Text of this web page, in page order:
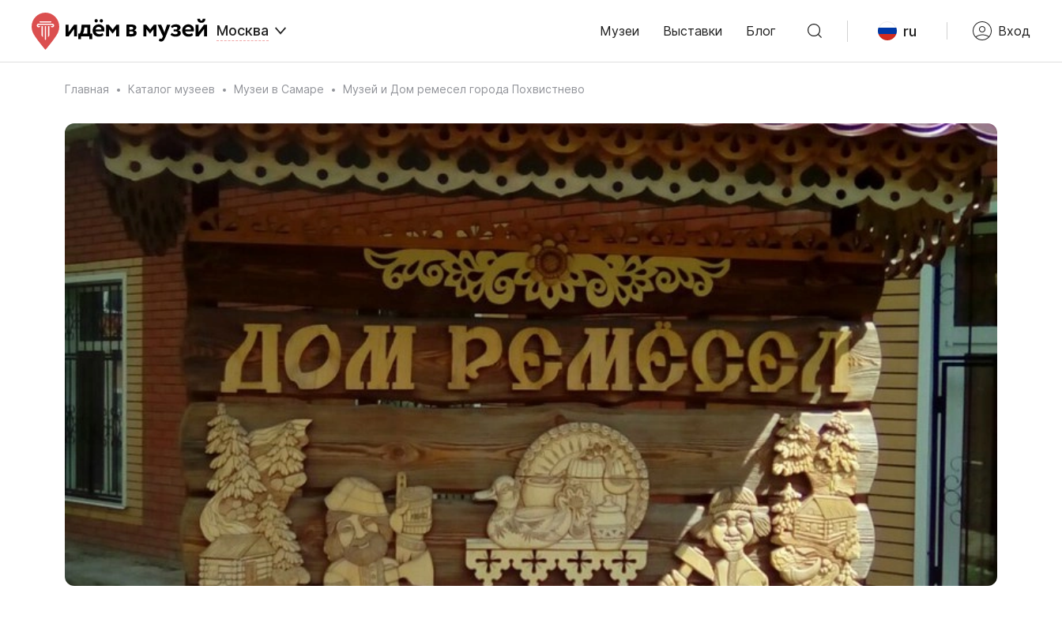
Москва Музеи Выставки Блог ru Вход
Главная Каталог музеев Музеи в Самаре Музей и Дом ремесел города Похвистнево